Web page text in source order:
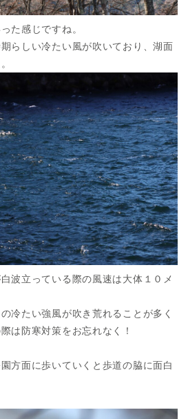
た感じですね。
らしい冷たい風が吹いており、湖面
波立っている際の風速は大体１０メ
冷たい強風が吹き荒れることが多く
は防寒対策をお忘れなく！
方面に歩いていくと歩道の脇に面白